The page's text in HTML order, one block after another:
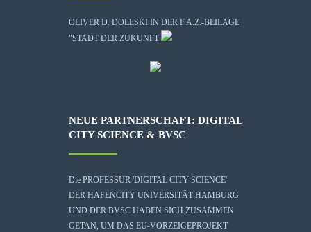
OLIVER D. DOLESKI IN DER F.A.Z.-BEILAGE
"STADT DER ZUKUNFT
NEUE PARTNERSCHAFT: DIGITAL
CITY SCIENCE & BVSC
Die PROFESSUR 'DIGITAL CITY SCIENCE'
DER HAFENCITY UNIVERSITÄT HAMBURG
UND DER BVSC HABEN SICH ZUSAMMEN
GETAN, UM DAS EU-VORZEIGEPROJEKT